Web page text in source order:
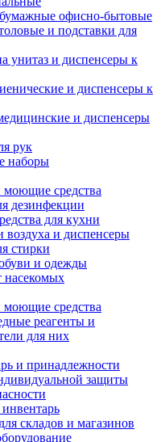
офисно-бытовые
и подставки для
унитаз и диспенсеры к
и диспенсеры к
и диспенсеры
рук
наборы
средства
дезинфекции
для кухни
воздуха и диспенсеры
стирки
и одежды
насекомых
средства
реагенты и
для них
и принадлежности
защиты
складов и магазинов